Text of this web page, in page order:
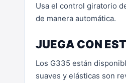
Usa el control giratorio
de manera automática.
JUEGA CON
Los G335 están
suaves y elásticas son